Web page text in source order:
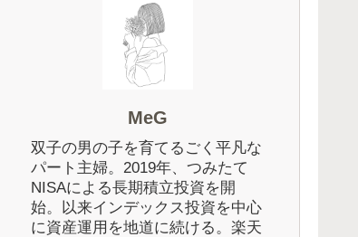
組み入れよう！人気の
ETF「GLDM」を楽天証券で
MeG
双子の男の子を育てるごく平凡な
パート主婦。2019年、つみたて
NISAによる長期積立投資を開
始。以来インデックス投資を中心
に資産運用を地道に続ける。楽天